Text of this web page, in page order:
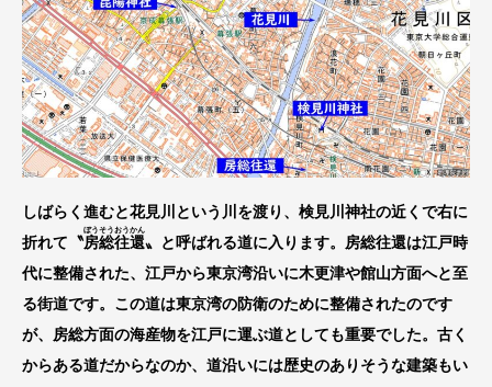
しばらく進むと花見川という川を渡り、検見川神社の近くで右に
折れて〝房総
ぼうそう
往還
おうかん
〟と呼ばれる道に入ります。房総往還は江戸時
代に整備された、江戸から東京湾沿いに木更津や館山方面へと至
る街道です。この道は東京湾の防衛のために整備されたのです
が、房総方面の海産物を江戸に運ぶ道としても重要でした。古く
からある道だからなのか、道沿いには歴史のありそうな建築もい